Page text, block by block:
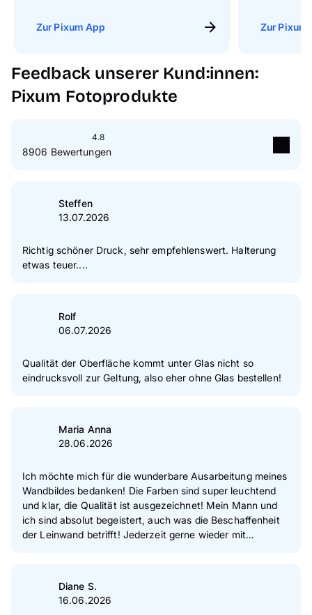
Zur Pixum App Zur Pixum
Feedback unserer Kund:innen:
Pixum Fotoprodukte
4.8
8906 Bewertungen
Sterne
Sterne
2 Sterne
1 %
1 Sterne
Steffen
13.07.2026
Richtig schöner Druck, sehr empfehlenswert. Halterung
etwas teuer....
Rolf
06.07.2026
Qualität der Oberfläche kommt unter Glas nicht so
eindrucksvoll zur Geltung, also eher ohne Glas bestellen!
Maria Anna
28.06.2026
Ich möchte mich für die wunderbare Ausarbeitung meines
Wandbildes bedanken! Die Farben sind super leuchtend
und klar, die Qualität ist ausgezeichnet! Mein Mann und
ich sind absolut begeistert, auch was die Beschaffenheit
der Leinwand betrifft! Jederzeit gerne wieder mit
Diane S.
16.06.2026